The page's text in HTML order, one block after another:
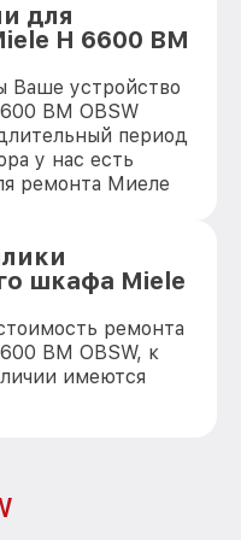
для
H 6600 BM
Ваше устройство
BM OBSW
период
у нас есть
ремонта Миеле
шкафа Miele
ремонта
BM OBSW, к
имеются